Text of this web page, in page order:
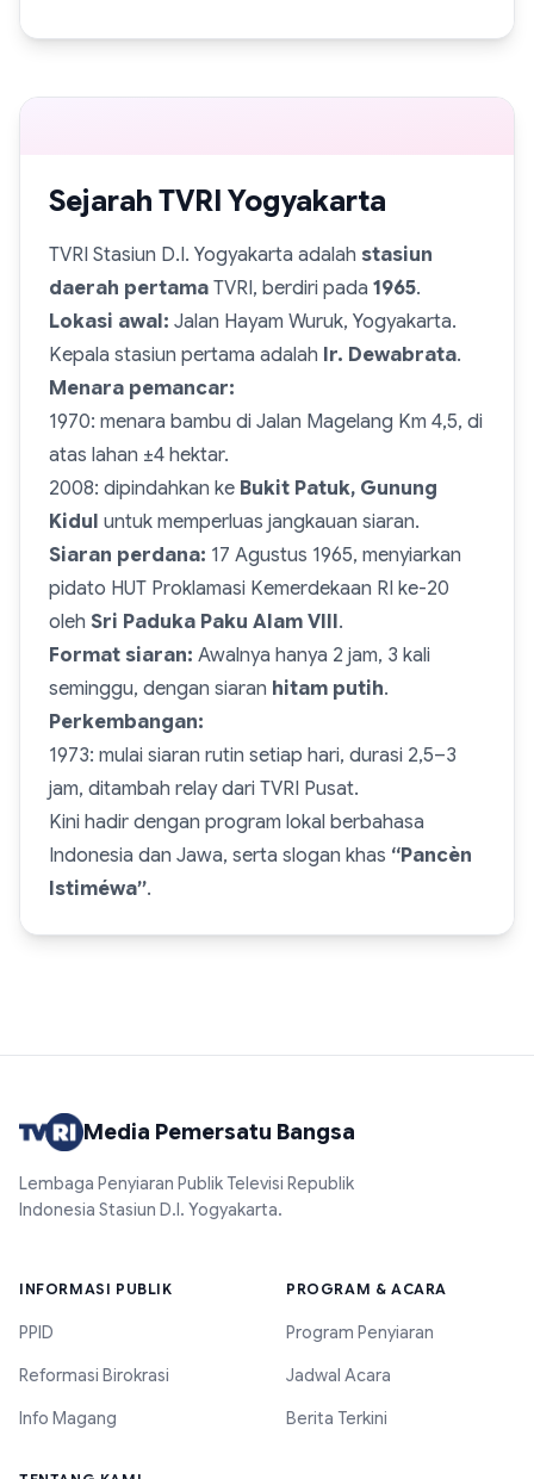
Sejarah TVRI Yogyakarta
TVRI Stasiun D.I. Yogyakarta adalah stasiun
daerah pertama TVRI, berdiri pada 1965.
Lokasi awal: Jalan Hayam Wuruk, Yogyakarta.
Kepala stasiun pertama adalah Ir. Dewabrata.
Menara pemancar:
1970: menara bambu di Jalan Magelang Km 4,5, di
atas lahan ±4 hektar.
2008: dipindahkan ke Bukit Patuk, Gunung
Kidul untuk memperluas jangkauan siaran.
Siaran perdana: 17 Agustus 1965, menyiarkan
pidato HUT Proklamasi Kemerdekaan RI ke-20
oleh Sri Paduka Paku Alam VIII.
Format siaran: Awalnya hanya 2 jam, 3 kali
seminggu, dengan siaran hitam putih.
Perkembangan:
1973: mulai siaran rutin setiap hari, durasi 2,5–3
jam, ditambah relay dari TVRI Pusat.
Kini hadir dengan program lokal berbahasa
Indonesia dan Jawa, serta slogan khas “Pancèn
Istiméwa”.
Media Pemersatu Bangsa
Lembaga Penyiaran Publik Televisi Republik
Indonesia Stasiun D.I. Yogyakarta.
INFORMASI PUBLIK
PPID
Reformasi Birokrasi
Info Magang
PROGRAM & ACARA
Program Penyiaran
Jadwal Acara
Berita Terkini